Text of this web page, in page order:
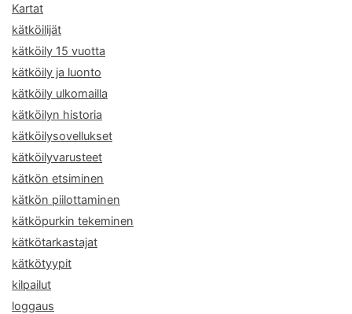
Kartat
kätköilijät
kätköily 15 vuotta
kätköily ja luonto
kätköily ulkomailla
kätköilyn historia
kätköilysovellukset
kätköilyvarusteet
kätkön etsiminen
kätkön piilottaminen
kätköpurkin tekeminen
kätkötarkastajat
kätkötyypit
kilpailut
loggaus